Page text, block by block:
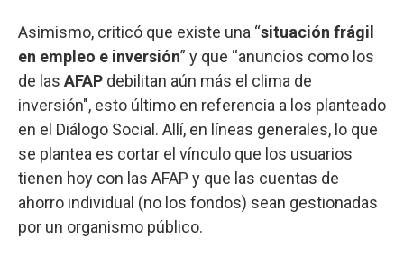
Asimismo, criticó que existe una “situación frágil
en empleo e inversión” y que “anuncios como los
de las AFAP debilitan aún más el clima de
inversión", esto último en referencia a los planteado
en el Diálogo Social. Allí, en líneas generales, lo que
se plantea es cortar el vínculo que los usuarios
tienen hoy con las AFAP y que las cuentas de
ahorro individual (no los fondos) sean gestionadas
por un organismo público.